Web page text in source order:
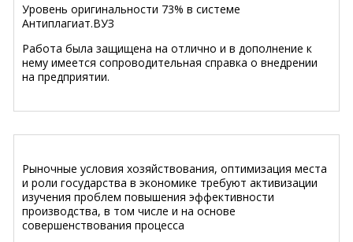
Уровень оригинальности 73% в системе
Антиплагиат.ВУЗ
Работа была защищена на отлично и в дополнение к
нему имеется сопроводительная справка о внедрении
на предприятии.
Рыночные условия хозяйствования, оптимизация места
и роли государства в экономике требуют активизации
изучения проблем повышения эффективности
производства, в том числе и на основе
совершенствования процесса